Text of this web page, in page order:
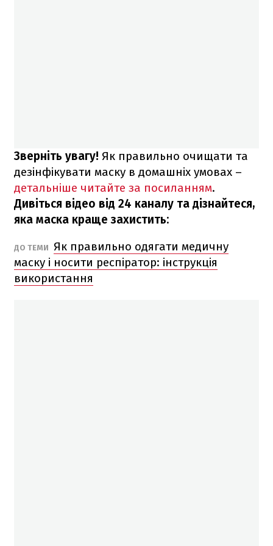
Зверніть увагу! Як правильно очищати та
дезінфікувати маску в домашніх умовах –
детальніше читайте за посиланням.
Дивіться відео від 24 каналу та дізнайтеся,
яка маска краще захистить:
ДО ТЕМИ
Як правильно одягати медичну
маску і носити респіратор: інструкція
використання